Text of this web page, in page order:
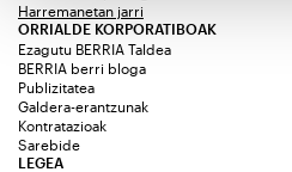
Harremanetan jarri
ORRIALDE KORPORATIBOAK
Ezagutu BERRIA Taldea
BERRIA berri bloga
Publizitatea
Galdera-erantzunak
Kontratazioak
Sarebide
LEGEA